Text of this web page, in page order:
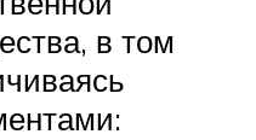
в том